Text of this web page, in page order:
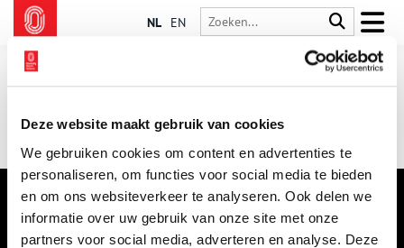
Deze website maakt gebruik van cookies
We gebruiken cookies om content en advertenties te
personaliseren, om functies voor social media te bieden
en om ons websiteverkeer te analyseren. Ook delen we
informatie over uw gebruik van onze site met onze
partners voor social media, adverteren en analyse. Deze
NL EN
VERHALEN